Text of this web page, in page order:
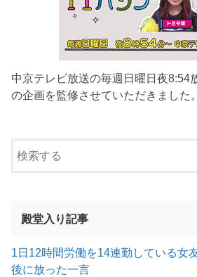
中京テレビ放送の毎週日曜日夜8:54
の企画を監修させていただきました。
殿堂入り記事
1日12時間労働を14連勤している女
後に放った一言